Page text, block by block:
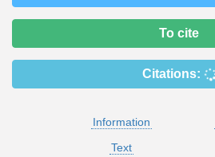
To cite
Citations:
Information
Text